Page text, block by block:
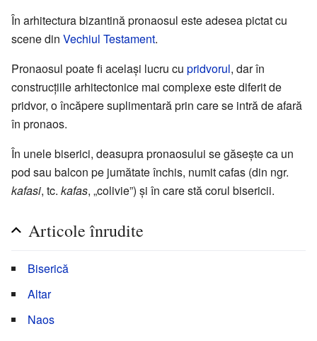
În arhitectura bizantină pronaosul este adesea pictat cu
scene din Vechiul Testament.
Pronaosul poate fi același lucru cu pridvorul, dar în
construcțiile arhitectonice mai complexe este diferit de
pridvor, o încăpere suplimentară prin care se intră de afară
în pronaos.
În unele biserici, deasupra pronaosului se găsește ca un
pod sau balcon pe jumătate închis, numit cafas (din ngr.
kafasi, tc. kafas, „colivie”) și în care stă corul bisericii.
Articole înrudite
Biserică
Altar
Naos